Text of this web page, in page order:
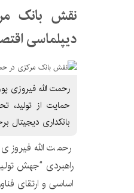
نقش بانک
دیپلماسی
رحمت الله
حمایت از تولید،
بانکداری دیجیتال
رحمت الله
اساسی و ارتقای